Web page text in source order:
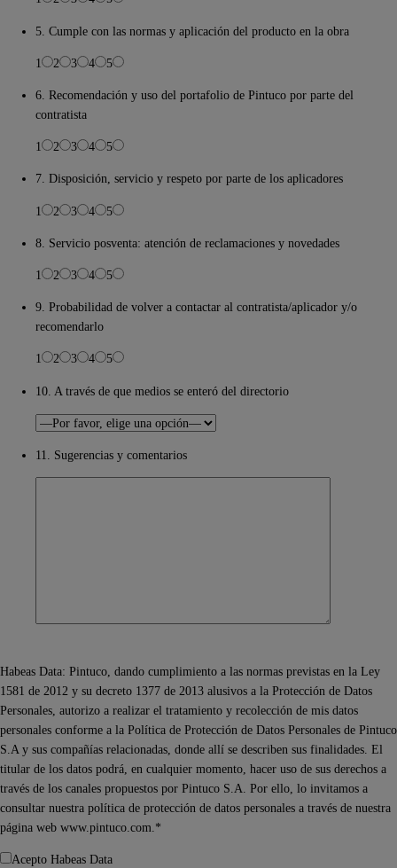
5. Cumple con las normas y aplicación del producto en la obra
1 2 3 4 5
6. Recomendación y uso del portafolio de Pintuco por parte del
contratista
1 2 3 4 5
7. Disposición, servicio y respeto por parte de los aplicadores
1 2 3 4 5
8. Servicio posventa: atención de reclamaciones y novedades
1 2 3 4 5
9. Probabilidad de volver a contactar al contratista/aplicador y/o
recomendarlo
1 2 3 4 5
10. A través de que medios se enteró del directorio
11. Sugerencias y comentarios
Habeas Data: Pintuco, dando cumplimiento a las normas previstas en la Ley
1581 de 2012 y su decreto 1377 de 2013 alusivos a la Protección de Datos
Personales, autorizo a realizar el tratamiento y recolección de mis datos
personales conforme a la Política de Protección de Datos Personales de Pintuco
S.A y sus compañías relacionadas, donde allí se describen sus finalidades. El
titular de los datos podrá, en cualquier momento, hacer uso de sus derechos a
través de los canales propuestos por Pintuco S.A. Por ello, lo invitamos a
consultar nuestra política de protección de datos personales a través de nuestra
página web www.pintuco.com.*
Acepto Habeas Data